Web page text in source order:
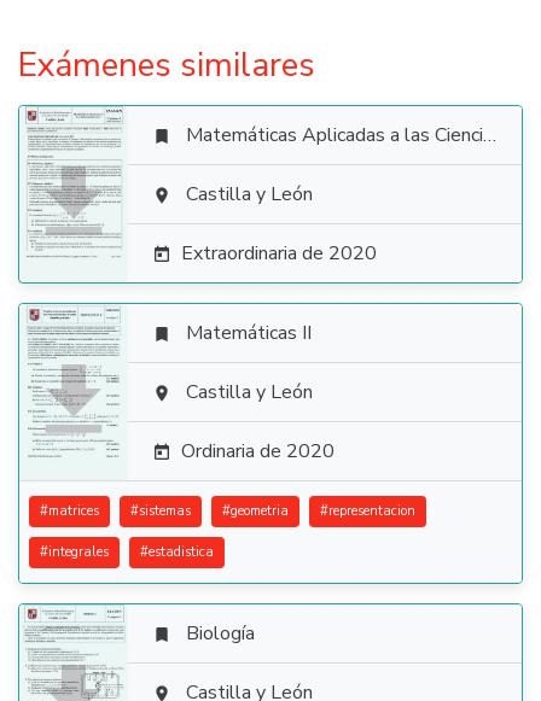
Exámenes similares

 Matemáticas Aplicadas a las Ciencias Sociales
 Castilla y León
 Extraordinaria de 2020

 Matemáticas II
 Castilla y León
 Ordinaria de 2020
#matrices #sistemas #geometria #representacion
#integrales #estadistica
 Biología
 Castilla y León